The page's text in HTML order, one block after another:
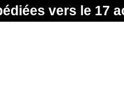
vers le 17